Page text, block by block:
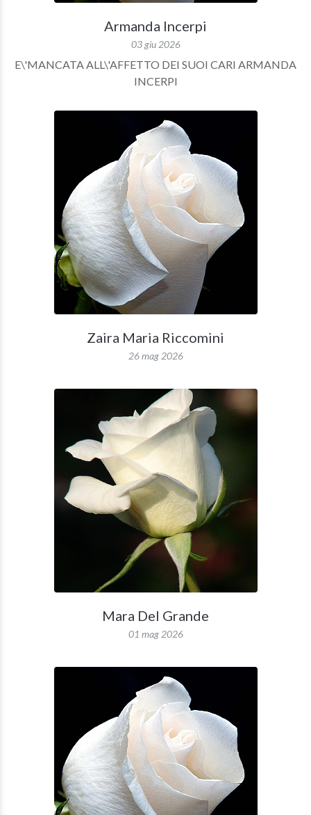
Armanda Incerpi
03 giu 2026
E\'MANCATA ALL\'AFFETTO DEI SUOI CARI ARMANDA
INCERPI
Zaira Maria Riccomini
26 mag 2026
Mara Del Grande
01 mag 2026